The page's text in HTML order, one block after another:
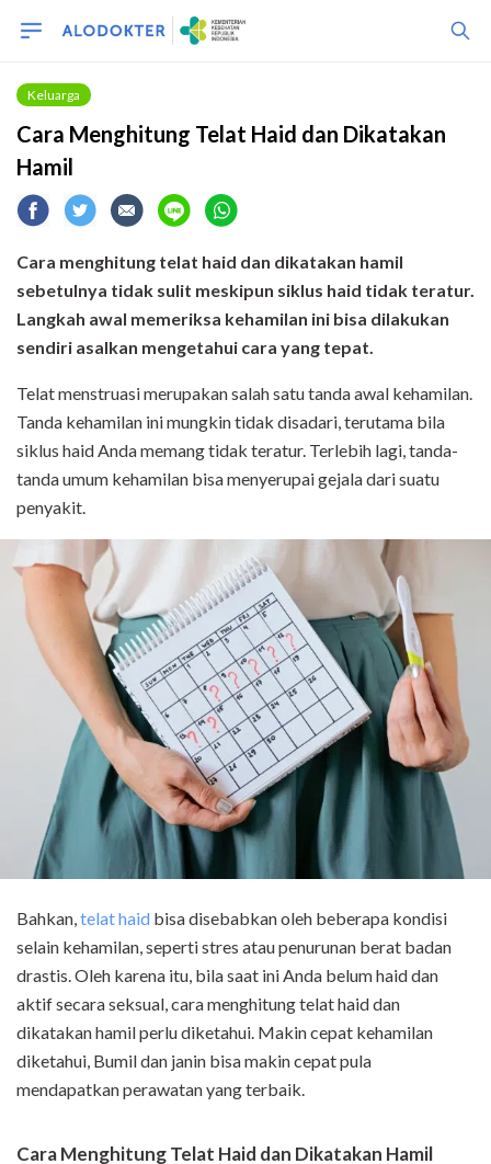
Keluarga
Cara Menghitung Telat Haid dan Dikatakan
Hamil
Cara menghitung telat haid dan dikatakan hamil
sebetulnya tidak sulit meskipun siklus haid tidak teratur.
Langkah awal memeriksa kehamilan ini bisa dilakukan
sendiri asalkan mengetahui cara yang tepat.
Telat menstruasi merupakan salah satu tanda awal kehamilan.
Tanda kehamilan ini mungkin tidak disadari, terutama bila
siklus haid Anda memang tidak teratur. Terlebih lagi, tanda-
tanda umum kehamilan bisa menyerupai gejala dari suatu
penyakit.
Bahkan, telat haid bisa disebabkan oleh beberapa kondisi
selain kehamilan, seperti stres atau penurunan berat badan
drastis. Oleh karena itu, bila saat ini Anda belum haid dan
aktif secara seksual, cara menghitung telat haid dan
dikatakan hamil perlu diketahui. Makin cepat kehamilan
diketahui, Bumil dan janin bisa makin cepat pula
mendapatkan perawatan yang terbaik.
Cara Menghitung Telat Haid dan Dikatakan Hamil